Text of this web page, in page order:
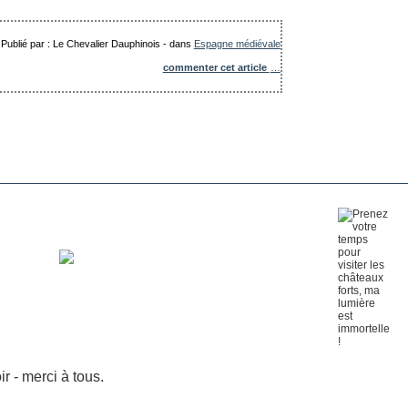
Publié par : Le Chevalier Dauphinois -dans Espagne médiévale
commenter cet article
- merci à tous.